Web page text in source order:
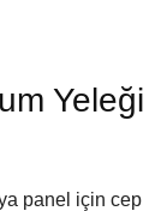
Yeleği
panel için cep